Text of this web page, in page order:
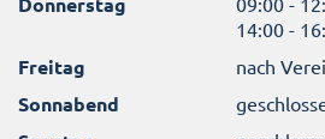
14:00 -
Freitag nach
Sonnabend